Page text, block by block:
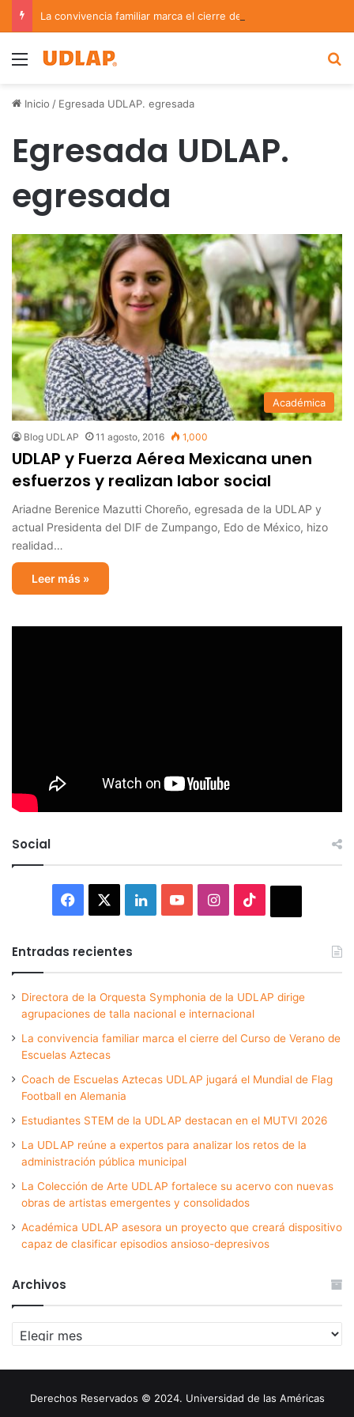
Menu
Inicio / Egresada UDLAP. egresada
Egresada UDLAP.
egresada
Académica
Blog UDLAP 11 agosto, 2016 1,000
UDLAP y Fuerza Aérea Mexicana unen
esfuerzos y realizan labor social
Ariadne Berenice Mazutti Choreño, egresada de la UDLAP y
actual Presidenta del DIF de Zumpango, Edo de México, hizo
realidad…
Leer más »
Social
Facebook LinkedInYouTubeInstagram
Entradas recientes
Directora de la Orquesta Symphonia de la UDLAP dirige
agrupaciones de talla nacional e internacional
La convivencia familiar marca el cierre del Curso de Verano de
Escuelas Aztecas
Coach de Escuelas Aztecas UDLAP jugará el Mundial de Flag
Football en Alemania
Estudiantes STEM de la UDLAP destacan en el MUTVI 2026
La UDLAP reúne a expertos para analizar los retos de la
administración pública municipal
La Colección de Arte UDLAP fortalece su acervo con nuevas
obras de artistas emergentes y consolidados
Académica UDLAP asesora un proyecto que creará dispositivo
capaz de clasificar episodios ansioso-depresivos
Archivos
Archivos
Derechos Reservados © 2024. Universidad de las Américas